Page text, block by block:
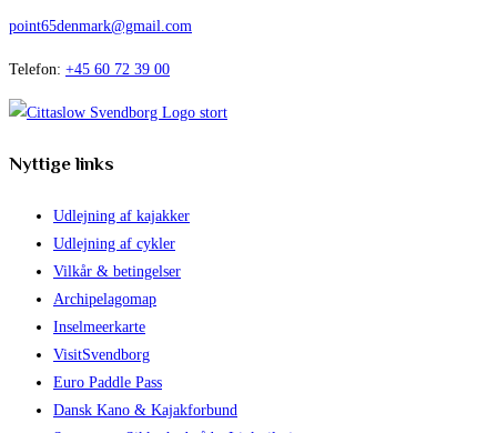
point65denmark@gmail.com
Telefon: +45 60 72 39 00
Nyttige links
Udlejning af kajakker
Udlejning af cykler
Vilkår & betingelser
Archipelagomap
Inselmeerkarte
VisitSvendborg
Euro Paddle Pass
Dansk Kano & Kajakforbund